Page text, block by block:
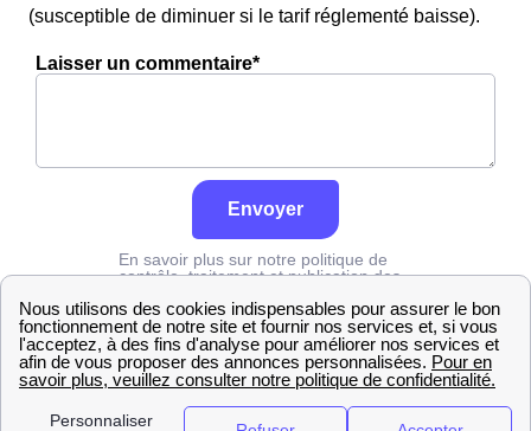
(susceptible de diminuer si le tarif réglementé baisse).
Laisser un commentaire*
Envoyer
En savoir plus sur notre politique de
contrôle, traitement et publication des
Engie Landes Bascons